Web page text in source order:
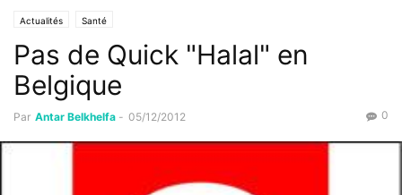
Actualités Santé
Pas de Quick "Halal" en
Belgique
Par Antar Belkhelfa - 05/12/2012 0